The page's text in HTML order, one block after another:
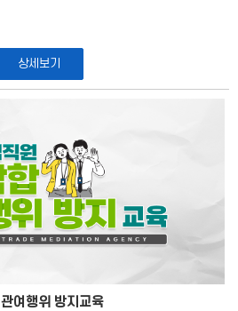
상세보기
여행위 방지교육